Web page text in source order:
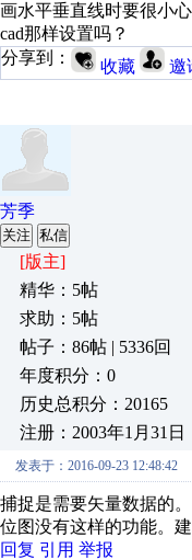
画水平垂直线时要很小
cad那样设置吗？
分享到：
收藏 邀
芳季
关注 私信
[版主]
精华：5帖
求助：5帖
帖子：86帖 | 5336回
年度积分：0
历史总积分：20165
注册：2003年1月31日
发表于：2016-09-23 12:48:42
捕捉是需要矢量数据的。
位图没有这样的功能。
回复 引用 举报